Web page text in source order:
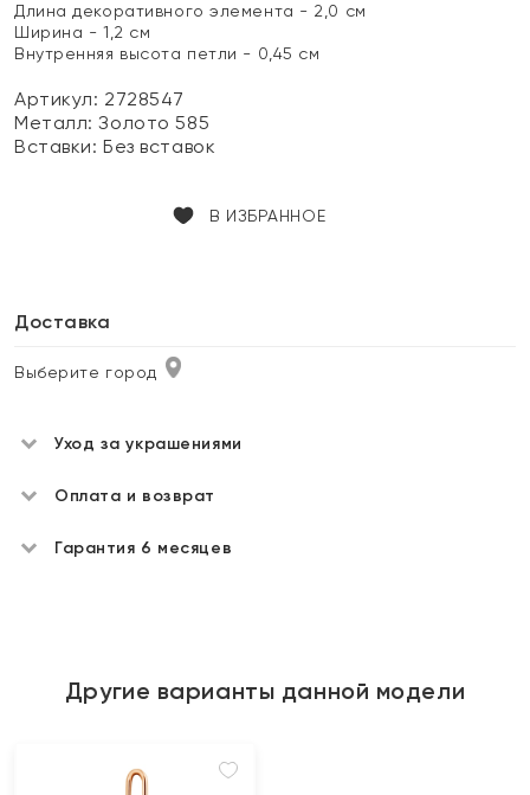
Длина декоративного элемента - 2,0 см
Ширина - 1,2 см
Внутренняя высота петли - 0,45 см
Артикул: 2728547
Металл:Золото 585
Вставки:Без вставок
В ИЗБРАННОЕ
Доставка
Выберите город
Уход за украшениями
Оплата и возврат
Гарантия 6 месяцев
Другие варианты данной модели